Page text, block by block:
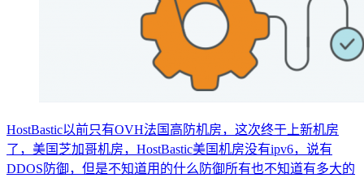
HostBastic以前只有OVH法国高防机房，这次终于上新机房
了，美国芝加哥机房，HostBastic美国机房没有ipv6，说有
DDOS防御，但是不知道用的什么防御所有也不知道有多大的